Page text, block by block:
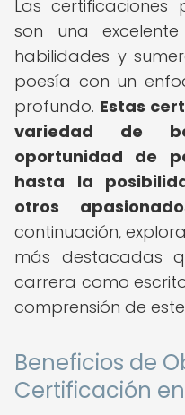
Las certificaciones
son una
habilidades y
poesía con un
profundo. Estas
variedad de
oportunidad de
hasta la
otros
continuación,
más destacadas
carrera como
comprensión de
Beneficios de
Certificación